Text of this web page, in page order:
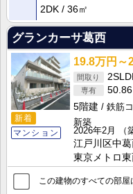
2DK
36㎡
グランカーサ葛西
新着
マンション
19.8万円～
50.86
5階建
鉄筋
新築
2026年2月
（
江戸川区中葛
東京メトロ
この建物のすべての部屋